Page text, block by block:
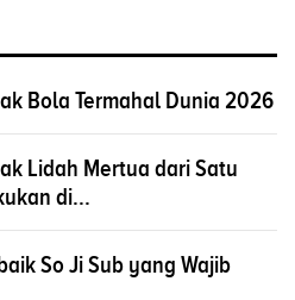
Bola Termahal Dunia 2026
Lidah Mertua dari Satu
di...
So Ji Sub yang Wajib